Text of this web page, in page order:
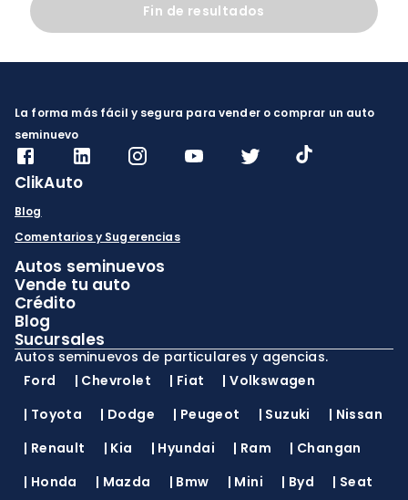
Fin de resultados
La forma más fácil y segura para vender o comprar un auto
seminuevo
ClikAuto
Blog
Comentarios y Sugerencias
Autos seminuevos
Vende tu auto
Crédito
Blog
Sucursales
Autos seminuevos de particulares y agencias.
Ford
| Chevrolet | Fiat |Volkswagen
| Toyota | Dodge | Peugeot | Suzuki | Nissan
| Renault | Kia | Hyundai | Ram | Changan
| Honda | Mazda | Bmw | Mini | Byd | Seat